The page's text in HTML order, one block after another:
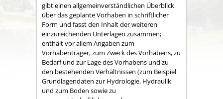
gibt einen allgemeinverständlichen Überblick
über das geplante Vorhaben in schriftlicher
Form und fasst den Inhalt der weiteren
einzureichenden Unterlagen zusammen;
enthält vor allem Angaben zum
Vorhabenträger, zum Zweck des Vorhabens, zu
Bedarf und zur Lage des Vorhabens und zu
den bestehenden Verhältnissen (zum Beispiel
Grundlagendaten zur Hydrologie, Hydraulik
und zum Boden sowie zu